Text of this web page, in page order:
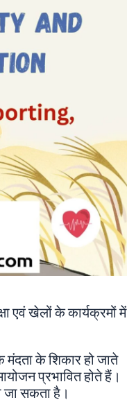
एवं खेलों के कार्यक्रमों में
मंदता के शिकार हो जाते
प्रभावित होते हैं।
जा सकता है।